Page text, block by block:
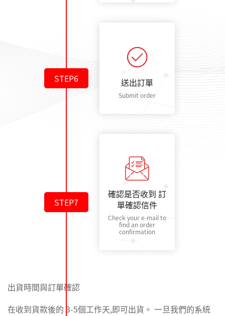
STEP6 送出訂單
Submit order
STEP7
確認是否收到 訂
單確認信件
Check your e-mail to
find an order
confirmation
出貨時間與訂單確認
在收到貨款後的 3-5個工作天,即可出貨。 一旦我們的系統